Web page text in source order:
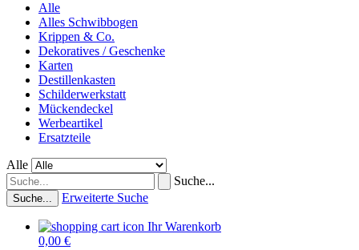
Alle
Alles Schwibbogen
Krippen & Co.
Dekoratives / Geschenke
Karten
Destillenkasten
Schilderwerkstatt
Mückendeckel
Werbeartikel
Ersatzteile
Alle
Suche...
Suche... Erweiterte Suche
Ihr Warenkorb
0,00 €